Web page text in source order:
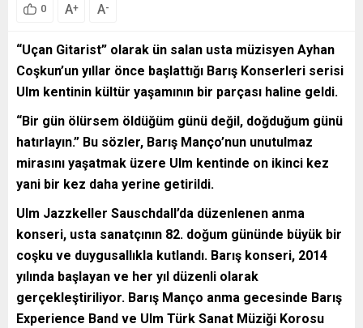
0 A+ A-
“Uçan Gitarist” olarak ün salan usta müzisyen Ayhan
Coşkun’un yıllar önce başlattığı Barış Konserleri serisi
Ulm kentinin kültür yaşamının bir parçası haline geldi.
“Bir gün ölürsem öldüğüm günü değil, doğduğum günü
hatırlayın.” Bu sözler, Barış Manço’nun unutulmaz
mirasını yaşatmak üzere Ulm kentinde on ikinci kez
yani bir kez daha yerine getirildi.
Ulm Jazzkeller Sauschdall’da düzenlenen anma
konseri, usta sanatçının 82. doğum gününde büyük bir
coşku ve duygusallıkla kutlandı. Barış konseri, 2014
yılında başlayan ve her yıl düzenli olarak
gerçekleştiriliyor. Barış Manço anma gecesinde Barış
Experience Band ve Ulm Türk Sanat Müziği Korosu